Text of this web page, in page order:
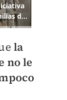
la
no le